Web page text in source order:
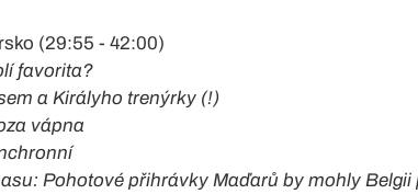
(29:55 - 42:00)
favorita?
a Királyho trenýrky (!)
vápna
Pohotové přihrávky Maďarů by mohly Belgii